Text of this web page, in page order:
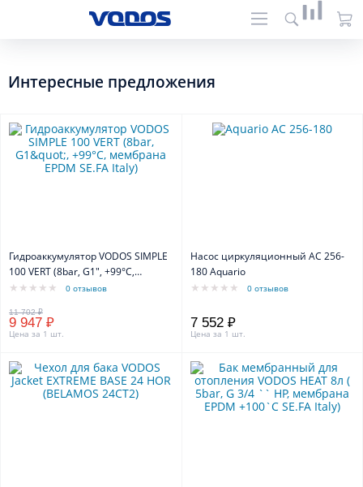
Интересные предложения
Гидроаккумулятор VODOS SIMPLE
100 VERT (8bar, G1", +99°C,
мембрана EPDM SE.FA Italy)
0 отзывов
9 947 ₽
Цена за 1 шт.
Насос циркуляционный АС 256-
180 Aquario
0 отзывов
7 552 ₽
Цена за 1 шт.